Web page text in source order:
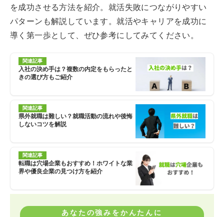
を成功させる方法を紹介。就活失敗につながりやすい
パターンも解説しています。就活やキャリアを成功に
導く第一歩として、ぜひ参考にしてみてください。
関連記事
入社の決め手は？複数の内定をもらったと
きの選び方もご紹介
関連記事
県外就職は難しい？就職活動の流れや後悔
しないコツを解説
関連記事
転職は穴場企業もおすすめ！ホワイトな業
界や優良企業の見つけ方を紹介
あなたの強みをかんたんに